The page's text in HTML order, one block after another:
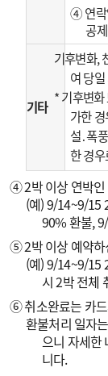
④ 연락
공
기타
기후변화,
여 당
* 기후변
가한
설․폭
한 경
④ 2박 이상 연박인
(예) 9/14~9/15
90% 환불,
⑤ 2박 이상 예약하
(예) 9/14~9/15
시 2박 전체
⑥ 취소완료는 카
환불처리 일자
으니 자세한
니다.